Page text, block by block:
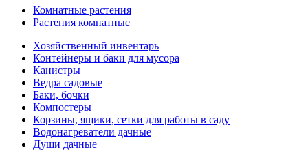
Комнатные растения
Растения комнатные
Хозяйственный инвентарь
Контейнеры и баки для мусора
Канистры
Ведра садовые
Баки, бочки
Компостеры
Корзины, ящики, сетки для работы в саду
Водонагреватели дачные
Души дачные